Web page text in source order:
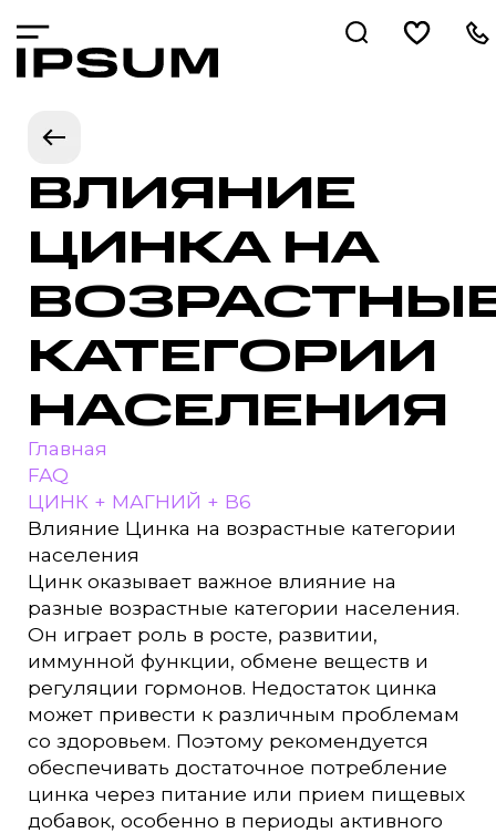
ВЛИЯНИЕ
ЦИНКА НА
КАТЕГОРИИ
НАСЕЛЕНИЯ
Главная
FAQ
ЦИНК + МАГНИЙ + B6
Влияние Цинка на возрастные категории
населения
Цинк оказывает важное влияние на
разные возрастные категории населения.
Он играет роль в росте, развитии,
иммунной функции, обмене веществ и
регуляции гормонов. Недостаток цинка
может привести к различным проблемам
со здоровьем. Поэтому рекомендуется
обеспечивать достаточное потребление
цинка через питание или прием пищевых
добавок, особенно в периоды активного